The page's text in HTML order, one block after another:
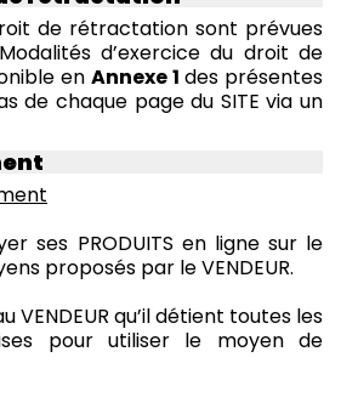
de rétractation sont prévues
d’exercice du droit de
en Annexe 1 des présentes
de chaque page du SITE via un
ses PRODUITS en ligne sur le
proposés par le VENDEUR.
VENDEUR qu’il détient toutes les
pour utiliser le moyen de